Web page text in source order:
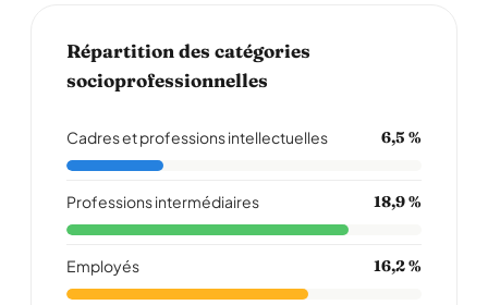
Répartition des catégories
socioprofessionnelles
Cadres et professions intellectuelles 6,5 %
Professions intermédiaires 18,9 %
Employés 16,2 %